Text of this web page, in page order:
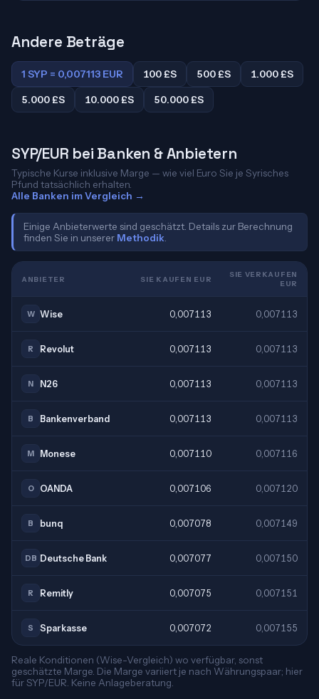
Andere Beträge
1 SYP = 0,007113 EUR 100 £S 500 £S
1.000 £S
5.000 £S
10.000 £S 50.000 £S
SYP/EUR bei Banken & Anbietern
Typische Kurse inklusive Marge — wie viel Euro Sie je Syrisches
Pfund tatsächlich erhalten.
Alle Banken im Vergleich →
Einige Anbieterwerte sind geschätzt. Details zur Berechnung
finden Sie in unserer Methodik
ANBIETER SIE KAUFEN EUR
SIE VERKAUFEN
EUR
W Wise 0,007113 0,007113
R Revolut 0,007113 0,007113
N N26 0,007113 0,007113
B Bankenverband 0,007113 0,007113
M Monese 0,007110 0,007116
O OANDA 0,007106 0,007120
B bunq 0,007078 0,007149
DB Deutsche Bank 0,007077 0,007150
R Remitly 0,007075 0,007151
S Sparkasse 0,007072 0,007155
Reale Konditionen (Wise-Vergleich) wo verfügbar, sonst
geschätzte Marge. Die Marge variiert je nach Währungspaar; hier
für SYP/EUR. Keine Anlageberatung.